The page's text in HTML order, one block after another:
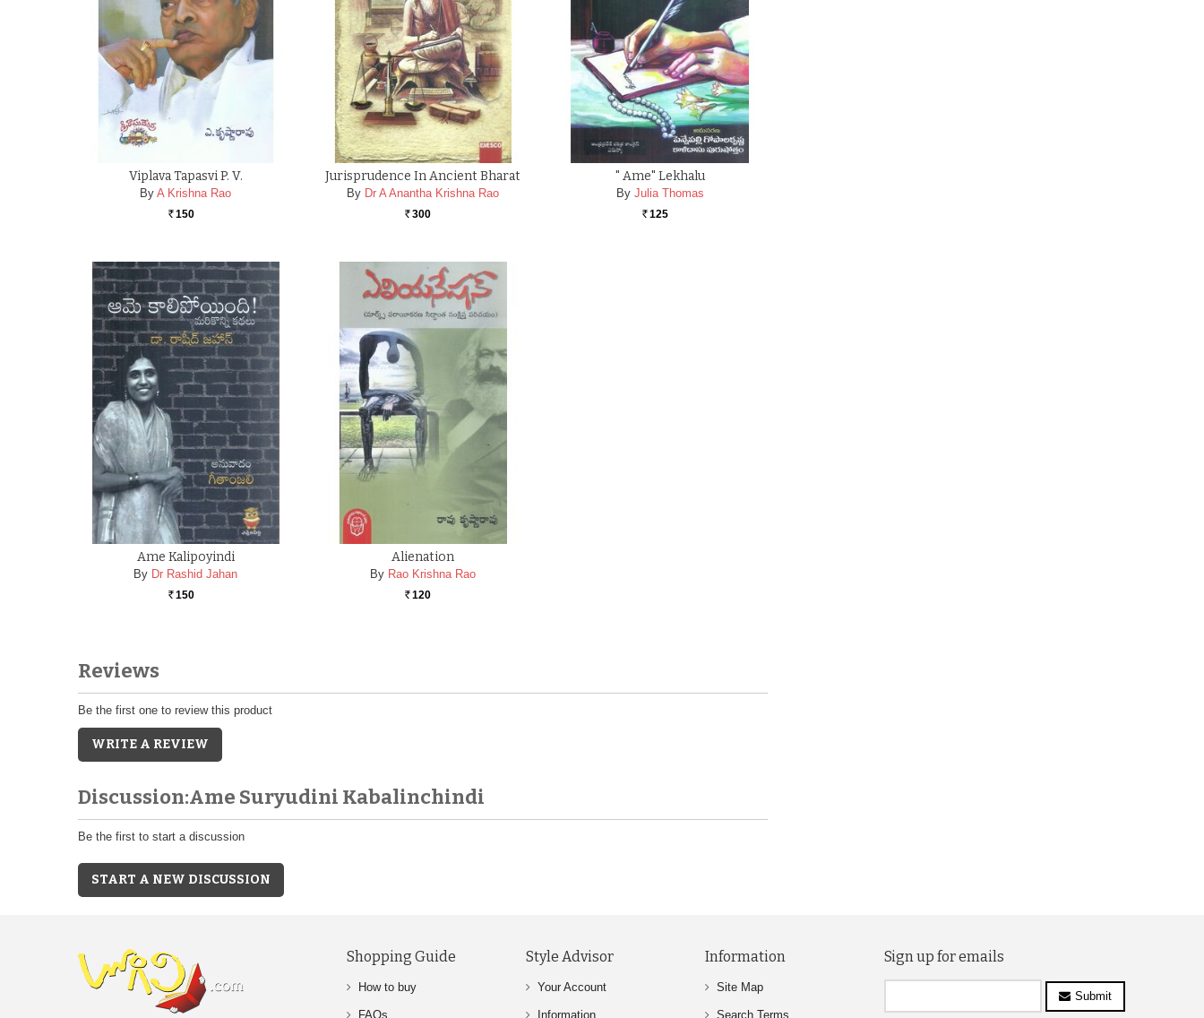
Viplava Tapasvi P. V.
By A Krishna Rao
Rs. 150
Jurisprudence In Ancient Bharat
By Dr A Anantha Krishna Rao
Rs. 300
" Ame" Lekhalu
By Julia Thomas
Rs. 125
Ame Kalipoyindi
By Dr Rashid Jahan
Rs. 150
Alienation
By Rao Krishna Rao
Rs. 120
Reviews
Be the first one to review this product
WRITE A REVIEW
Discussion:Ame Suryudini Kabalinchindi
Be the first to start a discussion
START A NEW DISCUSSION
Shopping Guide
How to buy
FAQs
Style Advisor
Your Account
Information
Information
Site Map
Search Terms
Sign up for emails
Submit